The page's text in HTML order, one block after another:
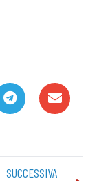
SUCCESSIVA